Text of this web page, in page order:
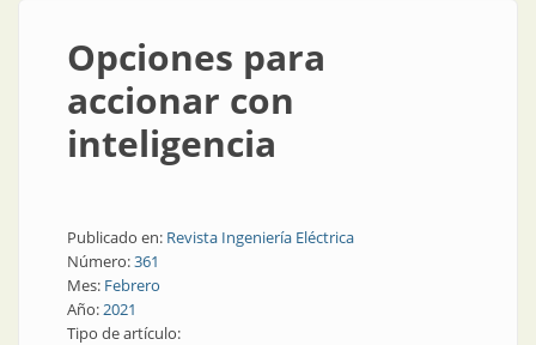
Opciones para
accionar con
inteligencia
Publicado en: Revista Ingeniería Eléctrica
Número:361
Mes: Febrero
Año:2021
Tipo de artículo: